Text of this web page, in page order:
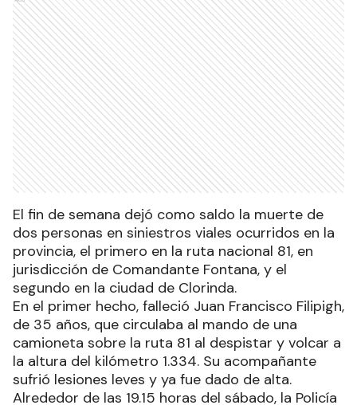
El fin de semana dejó como saldo la muerte de
dos personas en siniestros viales ocurridos en la
provincia, el primero en la ruta nacional 81, en
jurisdicción de Comandante Fontana, y el
segundo en la ciudad de Clorinda.
En el primer hecho, falleció Juan Francisco Filipigh,
de 35 años, que circulaba al mando de una
camioneta sobre la ruta 81 al despistar y volcar a
la altura del kilómetro 1.334. Su acompañante
sufrió lesiones leves y ya fue dado de alta.
Alrededor de las 19.15 horas del sábado, la Policía